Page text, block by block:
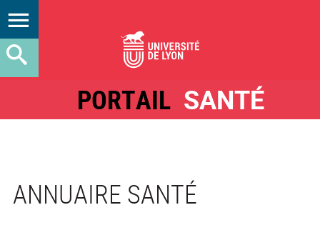
PORTAIL SANTÉ
ANNUAIRE SANTÉ